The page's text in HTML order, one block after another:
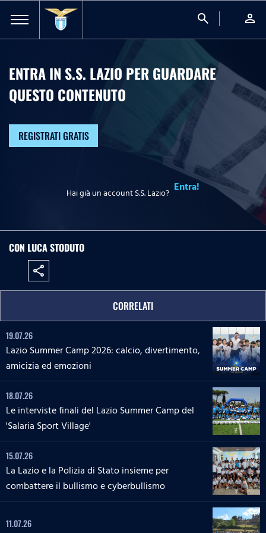
search person
ENTRA IN S.S. LAZIO PER GUARDARE
QUESTO CONTENUTO
REGISTRATI GRATIS
Hai già un account S.S. Lazio? Entra!
CON LUCA STODUTO
share
CORRELATI
19.07.26
Lazio Summer Camp 2026: calcio, divertimento,
amicizia ed emozioni
18.07.26
Le interviste finali del Lazio Summer Camp del
'Salaria Sport Village'
15.07.26
La Lazio e la Polizia di Stato insieme per
combattere il bullismo e cyberbullismo
11.07.26